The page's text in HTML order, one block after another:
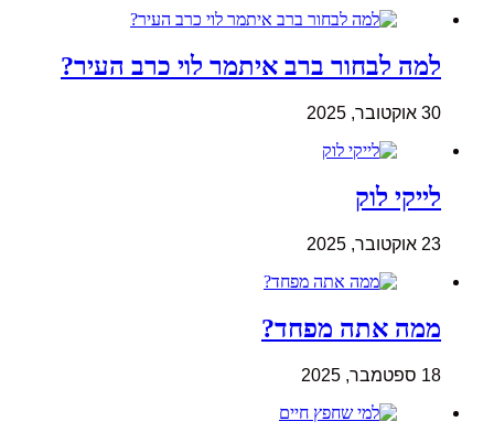
למה לבחור ברב איתמר לוי כרב העיר?
30 אוקטובר, 2025
לייקי לוק
23 אוקטובר, 2025
ממה אתה מפחד?
18 ספטמבר, 2025